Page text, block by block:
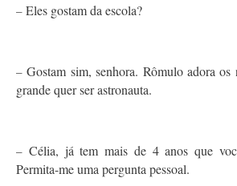
– Eles gostam da escola?
–Gostam sim, senhora. Rômulo adora
grande quer ser astronauta.
– Célia, já tem mais de 4 anos que
Permita-me uma pergunta pessoal.